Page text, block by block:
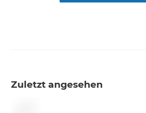
Zuletzt angesehen